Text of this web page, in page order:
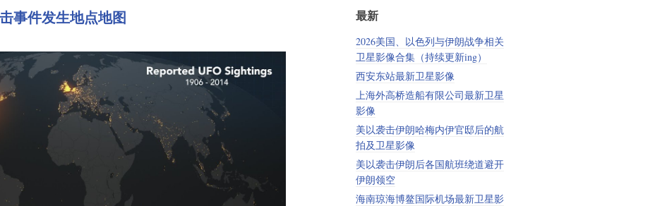
事件发生地点地图 最新
2026美国、以色列与伊朗战争相关
卫星影像合集（持续更新ing）
西安东站最新卫星影像
上海外高桥造船有限公司最新卫星
影像
美以袭击伊朗哈梅内伊官邸后的航
拍及卫星影像
美以袭击伊朗后各国航班绕道避开
伊朗领空
海南琼海博鳌国际机场最新卫星影